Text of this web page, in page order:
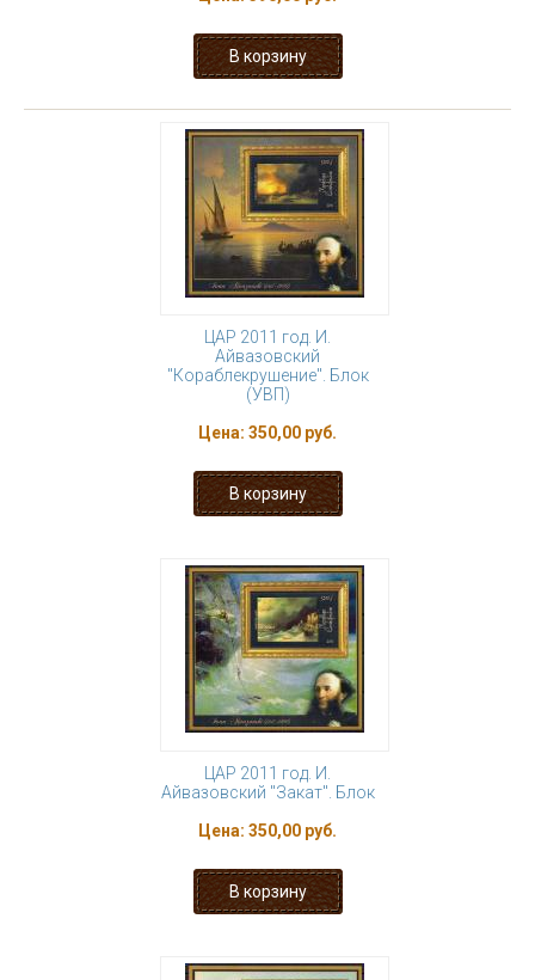
ЦАР 2011 год. И.
Айвазовский
"Кораблекрушение". Блок
(УВП)
Цена: 350,00 руб.
ЦАР 2011 год. И.
Айвазовский "Закат". Блок
Цена: 350,00 руб.